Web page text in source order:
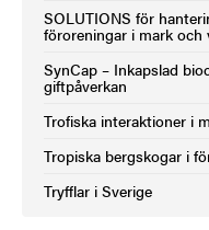
SOLUTIONS för
föroreningar i mark och
SynCap – Inkapslad
giftpåverkan
Trofiska interaktioner i
Tropiska bergskogar i
Tryfflar i Sverige